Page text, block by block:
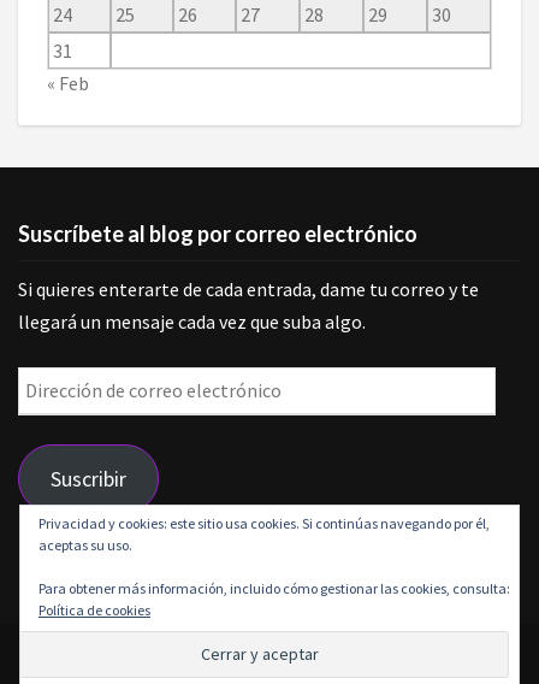
24
25 26 27 28 29
30
31
« Feb
Suscríbete al blog por correo electrónico
Si quieres enterarte de cada entrada, dame tu correo y te
llegará un mensaje cada vez que suba algo.
Dirección
de
correo
electrónico
Suscribir
Únete a otros 9 suscriptores
© 2026 Grunge is life | Funciona gracias a
Privacidad y cookies: este sitio usa cookies. Si continúas navegando por él,
aceptas su uso.
Para obtener más información, incluido cómo gestionar las cookies, consulta:
Política de cookies